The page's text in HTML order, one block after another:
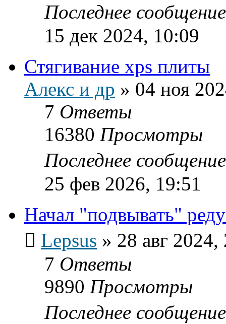
Последнее
15 дек 2024, 10:09
Стягивание xps плиты
Алекс и др » 04 ноя
7 Ответы
16380 Просмотры
Последнее
25 фев 2026, 19:51
Начал "подвывать"
Lepsus » 28 авг 2024,
7 Ответы
9890 Просмотры
Последнее